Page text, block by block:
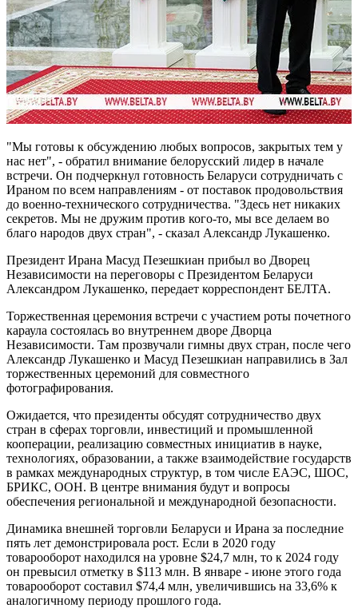
"Мы готовы к обсуждению любых вопросов, закрытых тем у
нас нет", - обратил внимание белорусский лидер в начале
встречи. Он подчеркнул готовность Беларуси сотрудничать с
Ираном по всем направлениям - от поставок продовольствия
до военно-технического сотрудничества. "Здесь нет никаких
секретов. Мы не дружим против кого-то, мы все делаем во
благо народов двух стран", - сказал Александр Лукашенко.
Президент Ирана Масуд Пезешкиан прибыл во Дворец
Независимости на переговоры с Президентом Беларуси
Александром Лукашенко, передает корреспондент БЕЛТА.
Торжественная церемония встречи с участием роты почетного
караула состоялась во внутреннем дворе Дворца
Независимости. Там прозвучали гимны двух стран, после чего
Александр Лукашенко и Масуд Пезешкиан направились в Зал
торжественных церемоний для совместного
фотографирования.
Ожидается, что президенты обсудят сотрудничество двух
стран в сферах торговли, инвестиций и промышленной
кооперации, реализацию совместных инициатив в науке,
технологиях, образовании, а также взаимодействие государств
в рамках международных структур, в том числе ЕАЭС, ШОС,
БРИКС, ООН. В центре внимания будут и вопросы
обеспечения региональной и международной безопасности.
Динамика внешней торговли Беларуси и Ирана за последние
пять лет демонстрировала рост. Если в 2020 году
товарооборот находился на уровне $24,7 млн, то к 2024 году
он превысил отметку в $113 млн. В январе - июне этого года
товарооборот составил $74,4 млн, увеличившись на 33,6% к
аналогичному периоду прошлого года.